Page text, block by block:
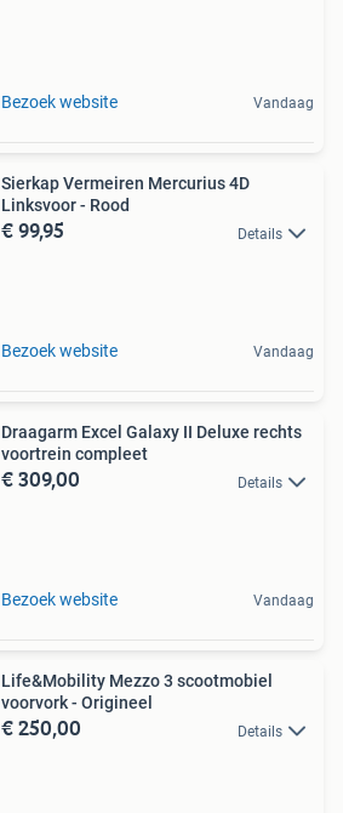
Bezoek website Vandaag
Sierkap Vermeiren Mercurius 4D
Linksvoor - Rood
€ 99,95 Details
Bezoek website Vandaag
Draagarm Excel Galaxy II Deluxe rechts
voortrein compleet
€ 309,00 Details
Bezoek website Vandaag
Life&Mobility Mezzo 3 scootmobiel
voorvork - Origineel
€ 250,00 Details